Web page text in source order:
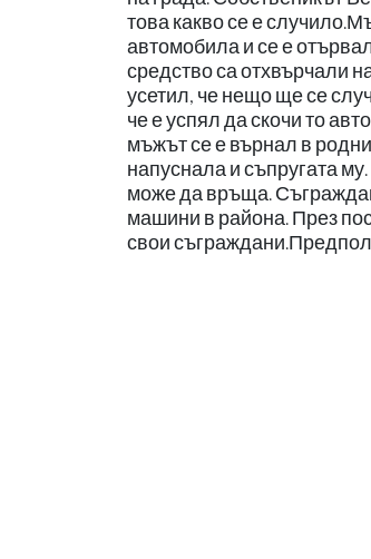
това какво се е
автомобила и се е
средство са отхвърчали
усетил, че нещо ще се
че е успял да скочи то
мъжът се е върнал в
напуснала и съпругата
може да връща.
машини в района. През
свои